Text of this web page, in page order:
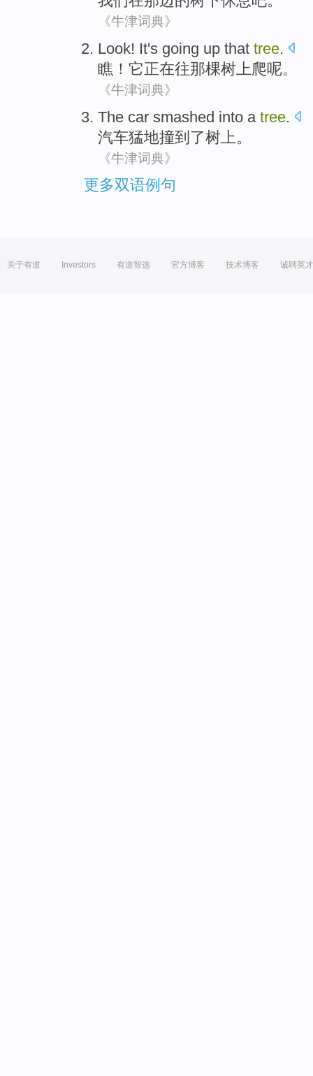
《牛津词典》
Look! It's going up that tree.
瞧 ！ 它正在往那棵树上爬呢。
《牛津词典》
The car smashed into a tree.
汽车猛地撞到了树上。
《牛津词典》
更多双语例句
关于有道 Investors 有道智选 官方博客 技术博客 诚聘英才